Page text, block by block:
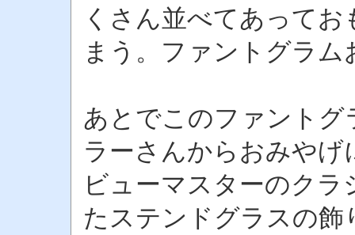
くさん並べてあって
まう。ファントグラム
あとでこのファント
ラーさんからおみやげ
ビューマスターのク
たステンドグラスの飾